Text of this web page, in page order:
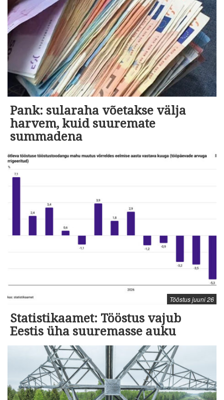
Pank: sularaha võetakse välja
harvem, kuid suuremate
summadena
Tööstus juuni 26
Statistikaamet: Tööstus vajub
Eestis üha suuremasse auku